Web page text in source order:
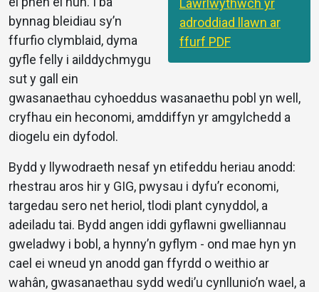
adroddiad llawn ar
ffurf PDF
bynnag bleidiau sy’n
ffurfio clymblaid, dyma
gyfle felly i ailddychmygu
sut y gall ein
gwasanaethau cyhoeddus wasanaethu pobl yn well,
cryfhau ein heconomi, amddiffyn yr amgylchedd a
diogelu ein dyfodol.
Bydd y llywodraeth nesaf yn etifeddu heriau anodd:
rhestrau aros hir y GIG, pwysau i dyfu’r economi,
targedau sero net heriol, tlodi plant cynyddol, a
adeiladu tai. Bydd angen iddi gyflawni gwelliannau
gweladwy i bobl, a hynny’n gyflym - ond mae hyn yn
cael ei wneud yn anodd gan ffyrdd o weithio ar
wahân, gwasanaethau sydd wedi’u cynllunio’n wael, a